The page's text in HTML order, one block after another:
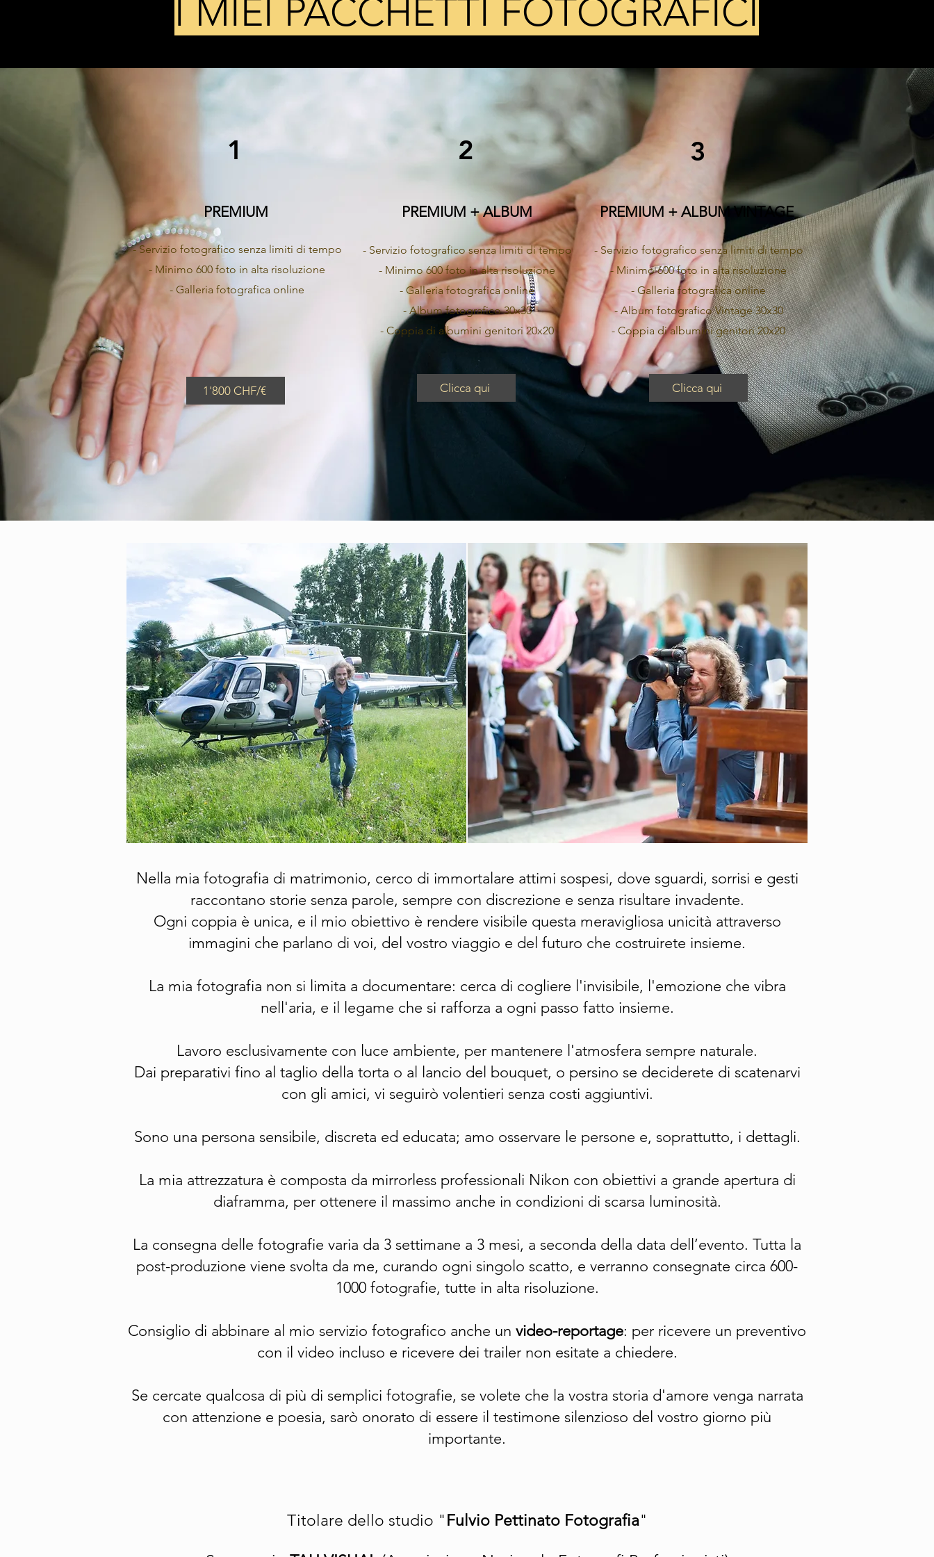
I MIEI PACCHETTI FOTOGRAFICI
1
PREMIUM
- Servizio fotografico senza limiti di tempo
- Minimo 600 foto in alta risoluzione
- Galleria fotografica online
1'800 CHF/€
2
PREMIUM + ALBUM
- Servizio fotografico senza limiti di tempo
- Minimo 600 foto in alta risoluzione
- Galleria fotografica online
- Album fotografico 30x30
- Coppia di albumini genitori 20x20
Clicca qui
3
PREMIUM + ALBUM VINTAGE
- Servizio fotografico senza limiti di tempo
- Minimo 600 foto in alta risoluzione
- Galleria fotografica online
- Album fotografico Vintage 30x30
- Coppia di albumini genitori 20x20
Clicca qui
Nella mia fotografia di matrimonio, cerco di immortalare attimi sospesi, dove sguardi, sorrisi e gesti
raccontano storie senza parole, sempre con discrezione e senza risultare invadente.
Ogni coppia è unica, e il mio obiettivo è rendere visibile questa meravigliosa unicità attraverso
immagini che parlano di voi, del vostro viaggio e del futuro che costruirete insieme.
La mia fotografia non si limita a documentare: cerca di cogliere l'invisibile, l'emozione che vibra
nell'aria, e il legame che si rafforza a ogni passo fatto insieme.
Lavoro esclusivamente con luce ambiente, per mantenere l'atmosfera sempre naturale.
Dai preparativi fino al taglio della torta o al lancio del bouquet, o persino se deciderete di scatenarvi
con gli amici, vi seguirò volentieri senza costi aggiuntivi.
Sono una persona sensibile, discreta ed educata; amo osservare le persone e, soprattutto, i dettagli.
La mia attrezzatura è composta da mirrorless professionali Nikon con obiettivi a grande apertura di
diaframma, per ottenere il massimo anche in condizioni di scarsa luminosità.
La consegna delle fotografie varia da 3 settimane a 3 mesi, a seconda della data dell’evento. Tutta la
post-produzione viene svolta da me, curando ogni singolo scatto, e verranno consegnate circa 600-
1000 fotografie, tutte in alta risoluzione.
Consiglio di abbinare al mio servizio fotografico anche un video-reportage: per ricevere un preventivo
con il video incluso e ricevere dei trailer non esitate a chiedere.
Se cercate qualcosa di più di semplici fotografie, se volete che la vostra storia d'amore venga narrata
con attenzione e poesia, sarò onorato di essere il testimone silenzioso del vostro giorno più
importante.
Titolare dello studio " Fulvio Pettinato Fotografia"